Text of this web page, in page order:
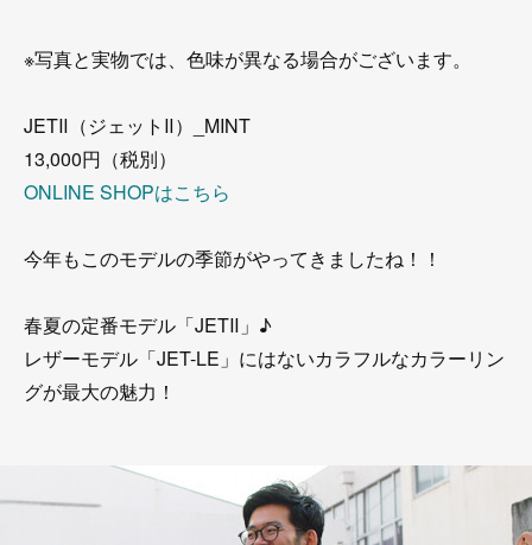
※写真と実物では、色味が異なる場合がございます。
JETⅡ（ジェットⅡ）_MINT
13,000円（税別）
ONLINE SHOPはこちら
今年もこのモデルの季節がやってきましたね！！
春夏の定番モデル「JETⅡ」♪
レザーモデル「JET-LE」にはないカラフルなカラーリン
グが最大の魅力！